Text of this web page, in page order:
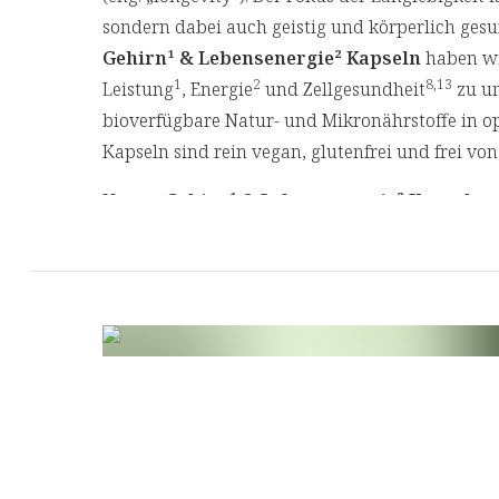
sondern dabei auch geistig und körperlich
Gehirn¹ & Lebensenergie² Kapselnhaben
Leistung1, Energie2 und Zellgesundheit8,13 zu
bioverfügbare Natur- und Mikronährstoffe in
Kapseln sind rein vegan, glutenfrei und frei
Unsere
Gehirn¹ & Lebensenergie² Kapseln
² Pantothensäure, Riboflavin, Thiamin,
³ DHA trägt zur Erhaltung einer normalen